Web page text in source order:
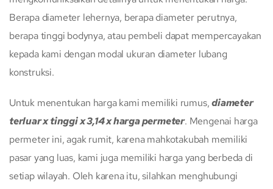
Berapa diameter lehernya, berapa diameter perutnya,
berapa tinggi bodynya, atau pembeli dapat mempercayakan
kepada kami dengan modal ukuran diameter lubang
konstruksi.
Untuk menentukan harga kami memiliki rumus,diameter
terluar x tinggi x 3,14 x harga permeter. Mengenai harga
permeter ini, agak rumit, karena mahkotakubah memiliki
pasar yang luas, kami juga memiliki harga yang berbeda di
setiap wilayah. Oleh karena itu, silahkan menghubungi